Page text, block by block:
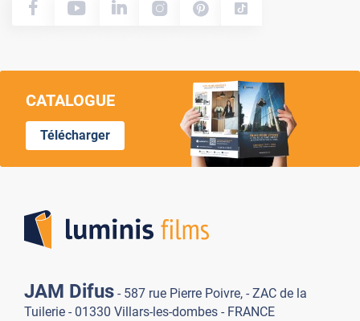
CATALOGUE
Télécharger
JAM Difus - 587 rue Pierre Poivre, - ZAC de la
Tuilerie - 01330 Villars-les-dombes - FRANCE